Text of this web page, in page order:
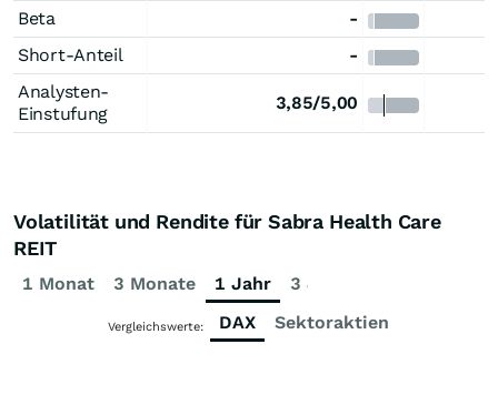
Beta
-
Short-Anteil
-
Analysten-
Einstufung
3,85/5,00
Volatilität und Rendite für Sabra Health Care
REIT
1 Monat 3 Monate 1 Jahr 3 Jahre
Vergleichswerte: DAX Sektoraktien